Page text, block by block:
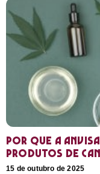
Por que a
produtos de
15 de outubro de 2025